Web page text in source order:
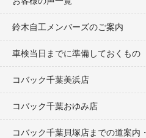
鈴木自工メンバーズのご案内
車検当日までに準備しておくもの
コバック千葉美浜店
コバック千葉おゆみ店
コバック千葉貝塚店までの道案内